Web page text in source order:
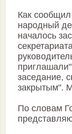
Как
народный
началось
заседание,
закрытым".
По словам